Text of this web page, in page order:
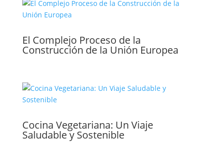
El Complejo Proceso de la
Construcción de la Unión Europea
Cocina Vegetariana: Un Viaje
Saludable y Sostenible